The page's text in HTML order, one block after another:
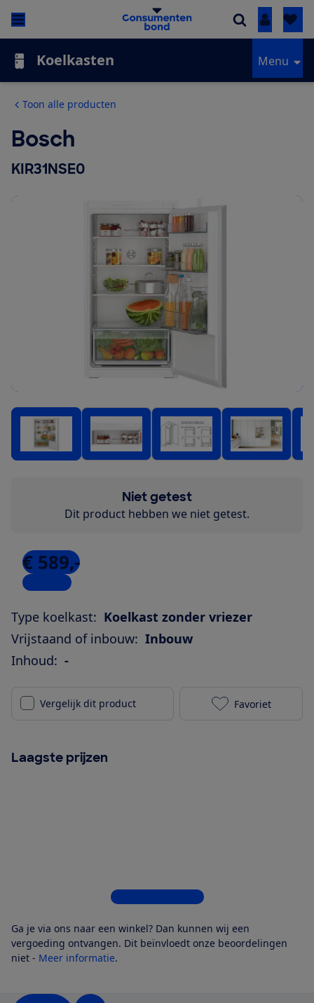
Inloggen
Koelkasten Menu
Toon alle producten
Bosch
KIR31NSE0
Niet getest
Dit product hebben we niet getest.
€ 589,-
5 winkels
Type koelkast: Koelkast zonder vriezer
Vrijstaand of inbouw: Inbouw
Inhoud: -
Vergelijk dit product Bosch
Favoriet
Laagste prijzen
Bekijk alle 5 winkels
Ga je via ons naar een winkel? Dan kunnen wij een
vergoeding ontvangen. Dit beïnvloedt onze beoordelingen
niet - Meer informatie.